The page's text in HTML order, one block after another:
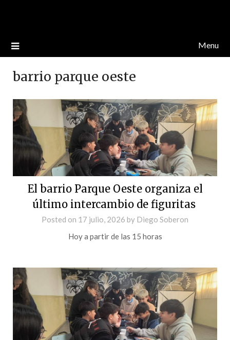
Menu
barrio parque oeste
El barrio Parque Oeste organiza el
último intercambio de figuritas
Posted on 17 julio, 2026 by Diego Soberon
Hoy a partir de las 15 horas